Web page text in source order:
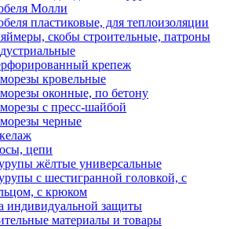
Молли
пластиковые, для теплоизоляции
скобы строительные, патроны
крепеж
кровельные
оконные, по бетону
с пресс-шайбой
черные
цепи
жёлтые универсальные
с шестигранной головкой, с
с крюком
индивидуальной защиты
материалы и товары